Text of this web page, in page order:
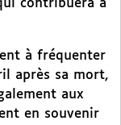
contribuera à
à fréquenter
après sa mort,
aux
en souvenir